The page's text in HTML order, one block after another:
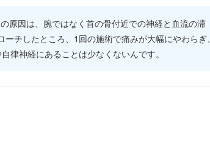
原因は、腕ではなく首の骨付近での神経と血流の滞
チしたところ、1回の施術で痛みが大幅にやわらぎ、
律神経にあることは少なくないんです。